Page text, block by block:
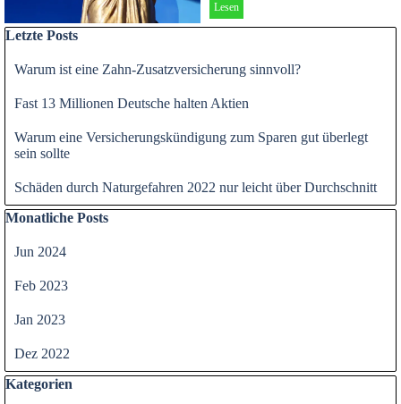
Lesen
Block überspringen Letzte Posts
Letzte Posts
Warum ist eine Zahn-Zusatzversicherung sinnvoll?
Fast 13 Millionen Deutsche halten Aktien
Warum eine Versicherungskündigung zum Sparen gut überlegt
sein sollte
Schäden durch Naturgefahren 2022 nur leicht über Durchschnitt
Block überspringen Monatliche Posts
Monatliche Posts
Jun 2024
Feb 2023
Jan 2023
Dez 2022
Block überspringen Kategorien
Kategorien